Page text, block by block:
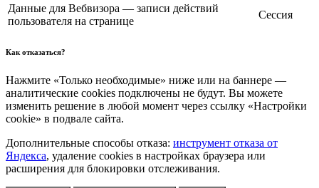
Данные для Вебвизора — записи действий
пользователя на странице
Сессия
Как отказаться?
Нажмите «Только необходимые» ниже или на баннере —
аналитические cookies подключены не будут. Вы можете
изменить решение в любой момент через ссылку «Настройки
cookie» в подвале сайта.
Дополнительные способы отказа: инструмент отказа от
Яндекса, удаление cookies в настройках браузера или
расширения для блокировки отслеживания.